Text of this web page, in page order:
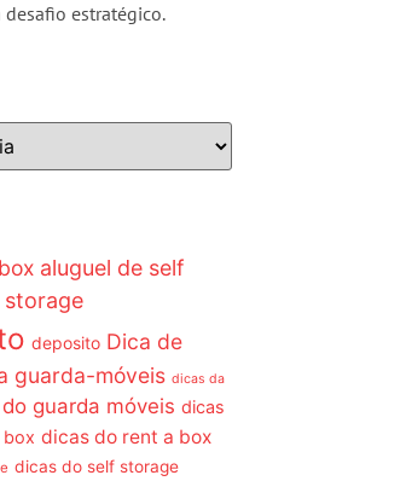
desafio estratégico.
aluguel de self
storage
deposito Dica de
guarda-móveis dicas da
guarda móveis dicas
box dicas do rent a box
dicas do self storage